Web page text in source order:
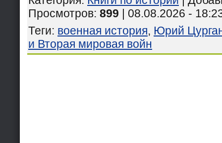
Просмотров: 899 | 08.08.2026 -
Теги: военная история, Юрий
и Вторая мировая войн